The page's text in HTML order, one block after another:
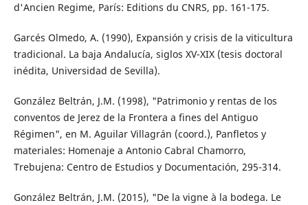
d'Ancien Regime, París: Editions du CNRS, pp. 161-175.
Garcés Olmedo, A. (1990), Expansión y crisis de la viticultura
tradicional. La baja Andalucía, siglos XV-XIX (tesis doctoral
inédita, Universidad de Sevilla).
González Beltrán, J.M. (1998), "Patrimonio y rentas de los
conventos de Jerez de la Frontera a fines del Antiguo
Régimen", en M. Aguilar Villagrán (coord.), Panfletos y
materiales: Homenaje a Antonio Cabral Chamorro,
Trebujena: Centro de Estudios y Documentación, 295-314.
González Beltrán, J.M. (2015), "De la vigne à la bodega. Le